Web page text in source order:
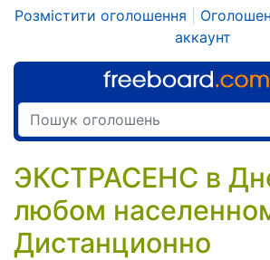
Розмістити оголошення
аккаунт
ЭКСТРАСЕНС в
любом
Дистанционно